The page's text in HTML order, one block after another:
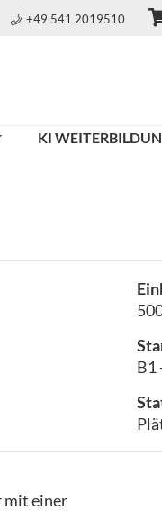
+49 541 2019510
KI
B1
mit einer